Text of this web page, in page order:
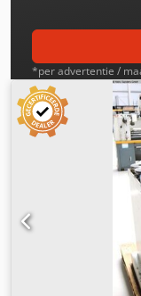
aanslagwalsen -
buiswalsen - 1x
handleiding
*per advertentie /